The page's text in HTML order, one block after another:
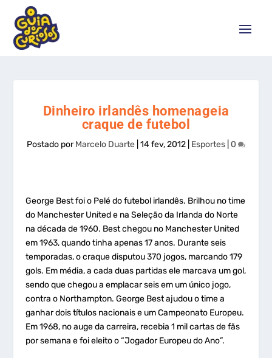
Dinheiro irlandês homenageia
craque de futebol
Postado porMarcelo Duarte 14 fev, 2012 Esportes 0
George Best foi o Pelé do futebol irlandês. Brilhou no time
do Manchester United e na Seleção da Irlanda do Norte
na década de 1960. Best chegou no Manchester United
em 1963, quando tinha apenas 17 anos. Durante seis
temporadas, o craque disputou 370 jogos, marcando 179
gols. Em média, a cada duas partidas ele marcava um gol,
sendo que chegou a emplacar seis em um único jogo,
contra o Northampton. George Best ajudou o time a
ganhar dois títulos nacionais e um Campeonato Europeu.
Em 1968, no auge da carreira, recebia 1 mil cartas de fãs
por semana e foi eleito o “Jogador Europeu do Ano”.